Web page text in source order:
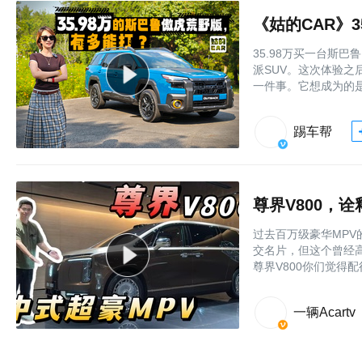
《姑的CAR
35.98万买一台斯巴
派SUV。这次体验之
一件事。它想成为的
踢车帮
尊界V800，诠
过去百万级豪华MPV
交名片，但这个曾经
尊界V800你们觉得配
一辆Acartv